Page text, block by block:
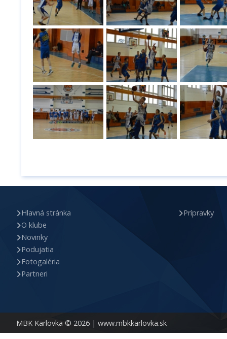
MBK Karlovka © 2026 | www.mbkkarlovka.sk
Hlavná stránka
O klube
Novinky
Podujatia
Fotogaléria
Partneri
Prípravky